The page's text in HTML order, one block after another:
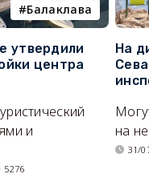
Балаклава
утвердили
центра
и
5276
На
на
31/